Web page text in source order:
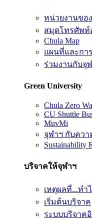
หน่วยงานขอ
สมุดโทรศัพท์
Chula Map
แผนที่และกา
ร่วมงานกับจุ
Green University
Chula Zero
CU Shuttle
MuvMi
จุฬาฯ กับควา
Sustainability
บริจาคให้จุฬาฯ
เหตุผลที่...ทำ
เริ่มต้นบริจาค
ระบบบริจาค